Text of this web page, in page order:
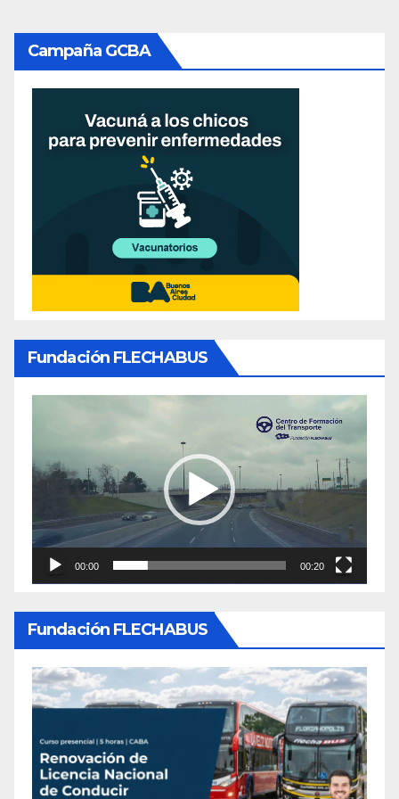
Campaña GCBA
Fundación FLECHABUS
video
00:00 00:20
Fundación FLECHABUS